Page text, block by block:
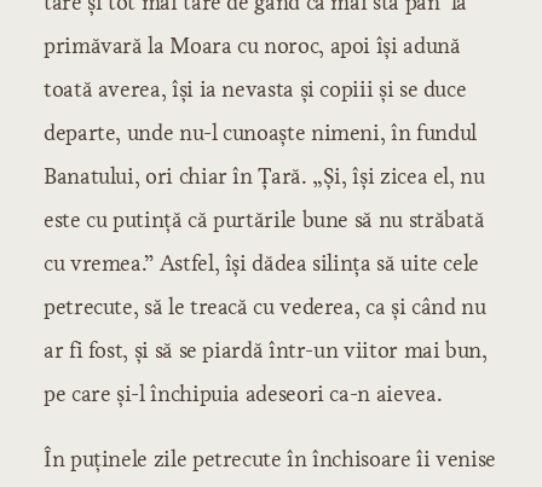
primăvară la Moara cu noroc, apoi își adună
toată averea, își ia nevasta și copiii și se duce
departe, unde nu-l cunoaște nimeni, în fundul
Banatului, ori chiar în Țară. „Și, își zicea el, nu
este cu putință că purtările bune să nu străbată
cu vremea.” Astfel, își dădea silința să uite cele
petrecute, să le treacă cu vederea, ca și când nu
ar fi fost, și să se piardă într-un viitor mai bun,
pe care și-l închipuia adeseori ca-n aievea.
În puținele zile petrecute în închisoare îi venise